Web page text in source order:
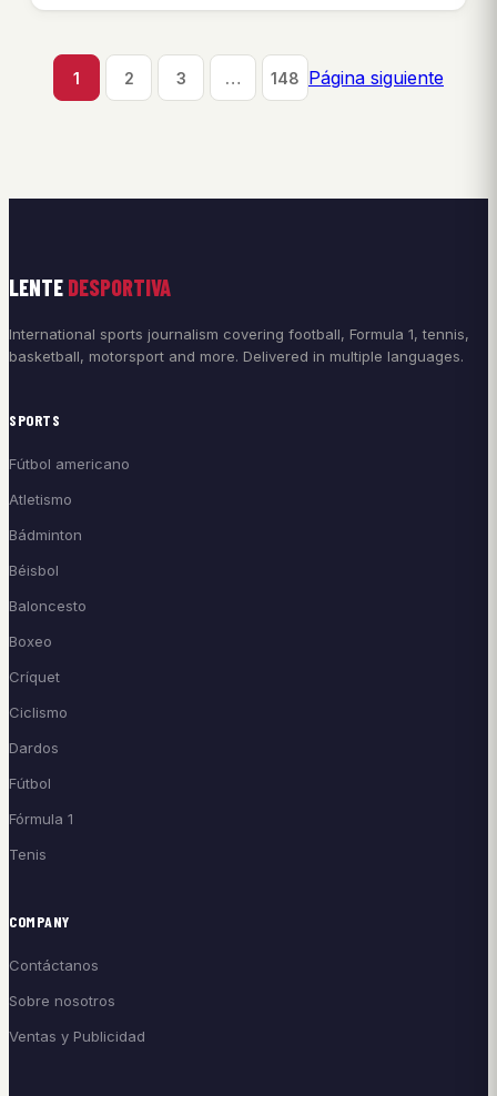
1 2 3 … 148 Página siguiente
LENTE DESPORTIVA
International sports journalism covering football, Formula 1, tennis,
basketball, motorsport and more. Delivered in multiple languages.
SPORTS
Fútbol americano
Atletismo
Bádminton
Béisbol
Baloncesto
Boxeo
Críquet
Ciclismo
Dardos
Fútbol
Fórmula 1
Tenis
COMPANY
Contáctanos
Sobre nosotros
Ventas y Publicidad